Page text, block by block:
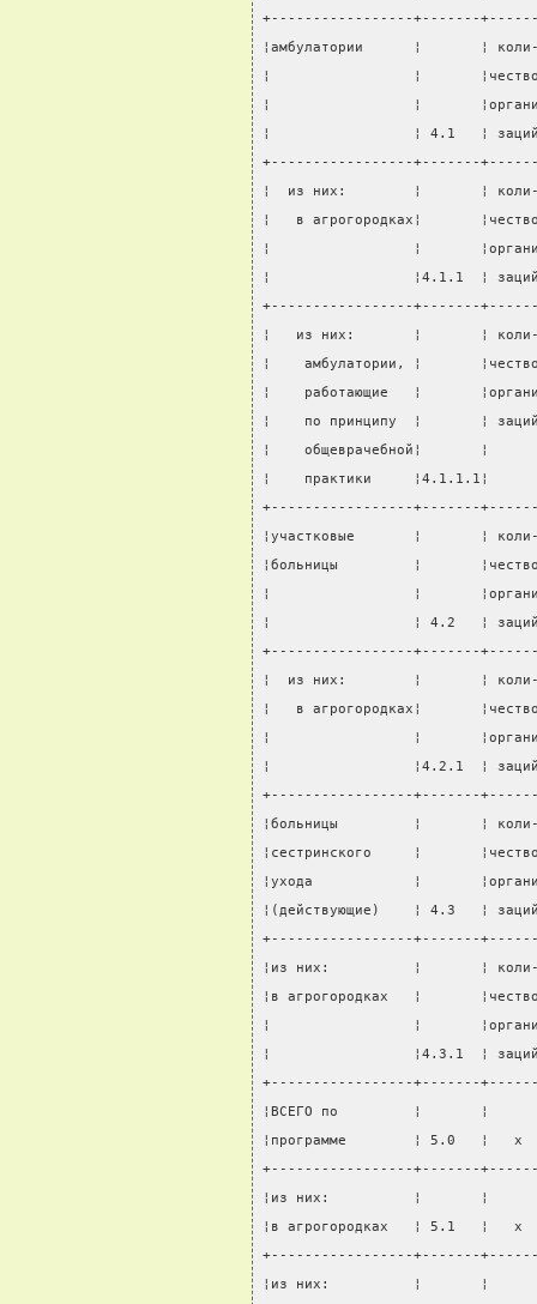
+-----------------+-------
¦амбулатории      ¦
¦                 ¦
¦                 ¦
¦                 ¦ 4.1   ¦
+-----------------+-------
¦  из них:        ¦       ¦
¦   в агрогородках¦
¦                 ¦
¦                 ¦4.1.1  ¦
+-----------------+-------
¦   из них:       ¦       ¦
¦    амбулатории, ¦
¦    работающие   ¦
¦    по принципу  ¦       ¦
¦    общеврачебной¦
¦    практики
+-----------------+-------
¦участковые       ¦       ¦
¦больницы         ¦
¦                 ¦
¦                 ¦ 4.2   ¦
+-----------------+-------
¦  из них:        ¦       ¦
¦   в агрогородках¦
¦                 ¦
¦                 ¦4.2.1  ¦
+-----------------+-------
¦больницы         ¦       ¦
¦сестринского     ¦
¦ухода            ¦
¦(действующие)    ¦ 4.3
+-----------------+-------
¦из них:          ¦       ¦
¦в агрогородках   ¦
¦                 ¦
¦                 ¦4.3.1  ¦
+-----------------+-------
¦ВСЕГО по         ¦       ¦
¦программе        ¦ 5.0
+-----------------+-------
¦из них:          ¦       ¦
¦в агрогородках   ¦ 5.1
+-----------------+-------
¦из них:          ¦       ¦